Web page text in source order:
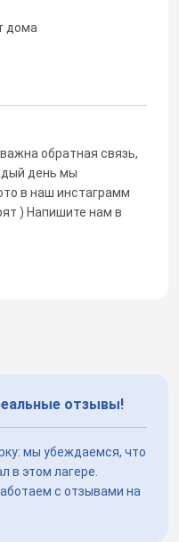
дома
обратная связь,
день мы
в наш инстаграмм
) Напишите нам в
отзывы!
мы убеждаемся, что
в этом лагере.
с отзывами на